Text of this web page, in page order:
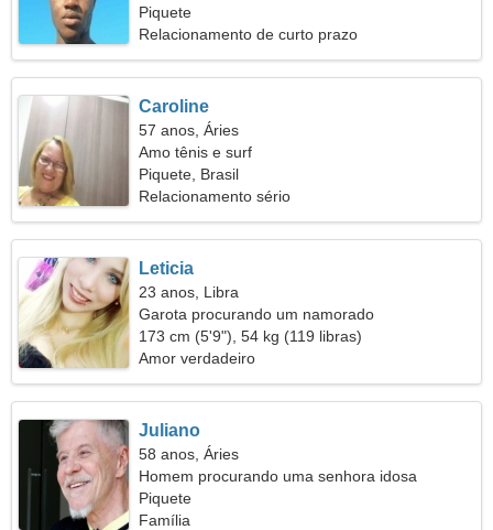
Piquete
Relacionamento de curto prazo
Caroline
57 anos, Áries
Amo tênis e surf
Piquete, Brasil
Relacionamento sério
Leticia
23 anos, Libra
Garota procurando um namorado
173 cm (5'9"), 54 kg (119 libras)
Amor verdadeiro
Juliano
58 anos, Áries
Homem procurando uma senhora idosa
Piquete
Família